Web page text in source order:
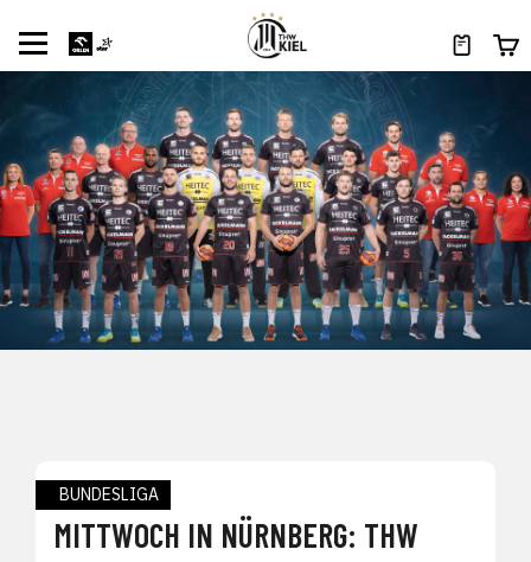
BUNDESLIGA
MITTWOCH IN NÜRNBERG: THW